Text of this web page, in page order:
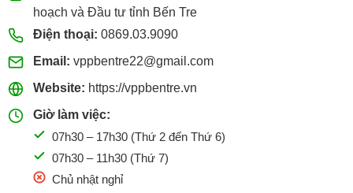
hoạch và Đầu tư tỉnh Bến Tre
Điện thoại: 0869.03.9090
Email: vppbentre22@gmail.com
Website: https://vppbentre.vn
Giờ làm việc:
07h30 – 17h30 (Thứ 2 đến Thứ 6)
07h30 – 11h30 (Thứ 7)
Chủ nhật nghỉ